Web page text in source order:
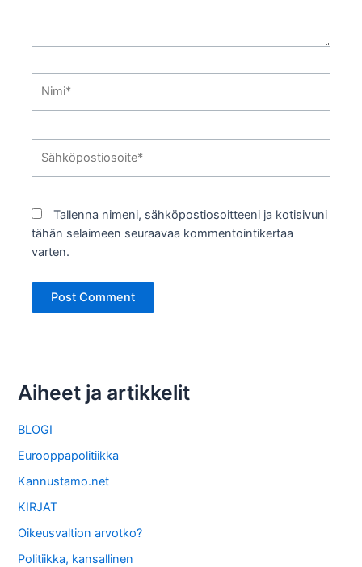
Tallenna nimeni, sähköpostiosoitteeni ja kotisivuni
tähän selaimeen seuraavaa kommentointikertaa
varten.
Aiheet ja artikkelit
BLOGI
Eurooppapolitiikka
Kannustamo.net
KIRJAT
Oikeusvaltion arvotko?
Politiikka, kansallinen